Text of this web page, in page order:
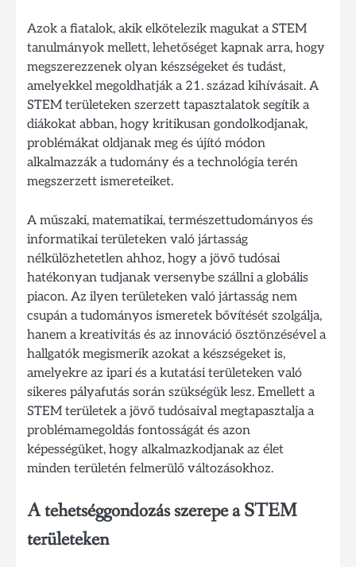
Azok a fiatalok, akik elkötelezik magukat a STEM
tanulmányok mellett, lehetőséget kapnak arra, hogy
megszerezzenek olyan készségeket és tudást,
amelyekkel megoldhatják a 21. század kihívásait. A
STEM területeken szerzett tapasztalatok segítik a
diákokat abban, hogy kritikusan gondolkodjanak,
problémákat oldjanak meg és újító módon
alkalmazzák a tudomány és a technológia terén
megszerzett ismereteiket.
A műszaki, matematikai, természettudományos és
informatikai területeken való jártasság
nélkülözhetetlen ahhoz, hogy a jövő tudósai
hatékonyan tudjanak versenybe szállni a globális
piacon. Az ilyen területeken való jártasság nem
csupán a tudományos ismeretek bővítését szolgálja,
hanem a kreativitás és az innováció ösztönzésével a
hallgatók megismerik azokat a készségeket is,
amelyekre az ipari és a kutatási területeken való
sikeres pályafutás során szükségük lesz. Emellett a
STEM területek a jövő tudósaival megtapasztalja a
problémamegoldás fontosságát és azon
képességüket, hogy alkalmazkodjanak az élet
minden területén felmerülő változásokhoz.
A tehetséggondozás szerepe a STEM
területeken